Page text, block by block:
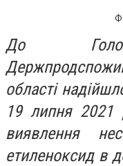
До
області
19 липня
виявлення
етиленоксид в